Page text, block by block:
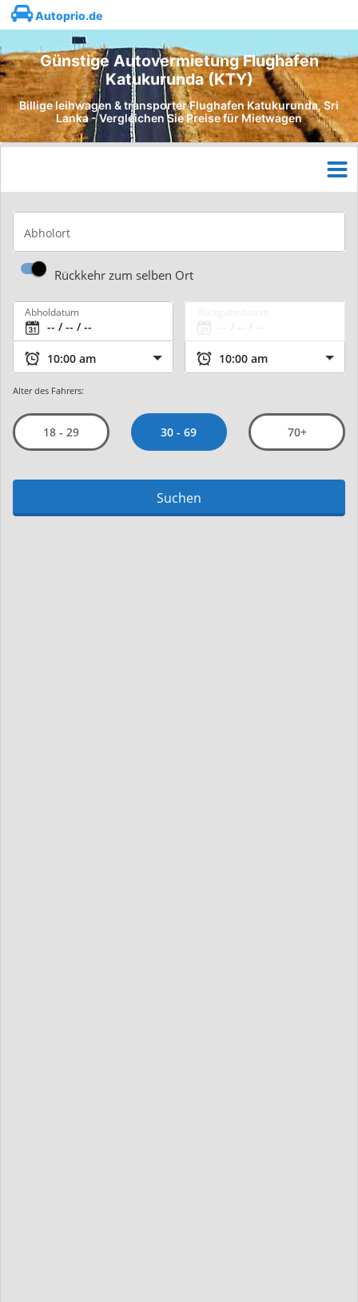
Autoprio.de
Günstige Autovermietung Flughafen
Katukurunda (KTY)
Billige leihwagen & transporter Flughafen Katukurunda, Sri
Lanka - Vergleichen Sie Preise für Mietwagen
Abholort
Rückkehr zum selben Ort
Abholdatum
Alter des Fahrers:
18 - 29 30 - 69 70+
Suchen